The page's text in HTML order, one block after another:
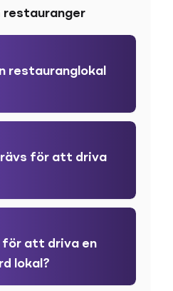
restauranger
restauranglokal
för att driva
för att driva en
lokal?